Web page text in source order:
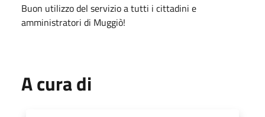
Buon utilizzo del servizio a tutti i cittadini e
amministratori di Muggiò!
A cura di